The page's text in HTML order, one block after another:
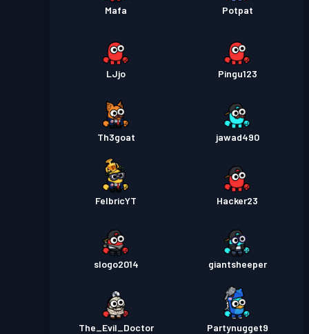
Mafa Potpat
LJjo Pingu123
Th3goat jawad490
FelbricYT Hacker23
slogo2014 giantsheeper
The_Evil_Doctor Partynugget9